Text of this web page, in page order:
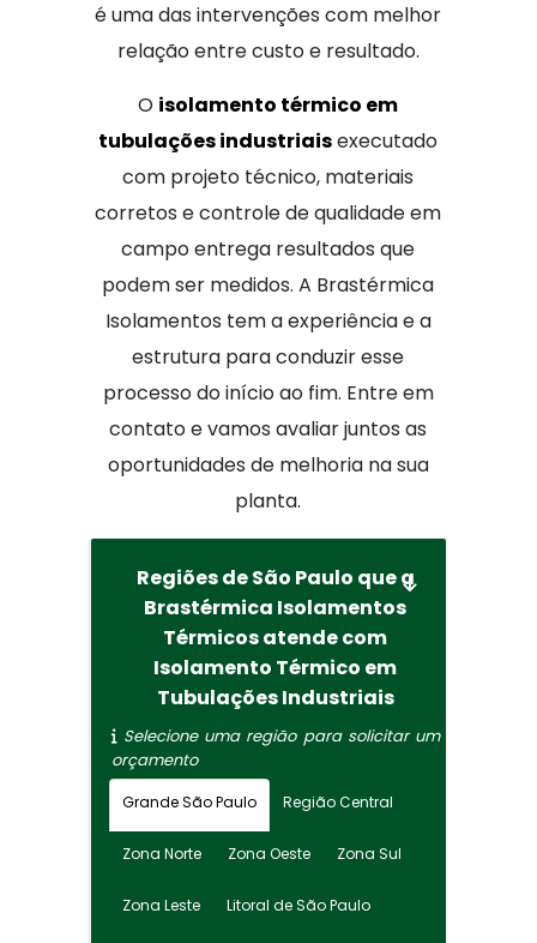
é uma das intervenções com melhor
relação entre custo e resultado.
O isolamento térmico em
tubulações industriaisexecutado
com projeto técnico, materiais
corretos e controle de qualidade em
campo entrega resultados que
podem ser medidos. A Brastérmica
Isolamentos tem a experiência e a
estrutura para conduzir esse
processo do início ao fim. Entre em
contato e vamos avaliar juntos as
oportunidades de melhoria na sua
planta.
Regiões de São Paulo que a
Brastérmica Isolamentos
Térmicos atende com
Isolamento Térmico em
Tubulações Industriais
Selecione uma região para solicitar um
orçamento
Grande São Paulo Região Central
Zona Norte Zona Oeste Zona Sul
Zona Leste Litoral de São Paulo